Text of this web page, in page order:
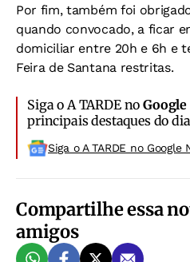
Por fim, também foi
quando convocado, a ficar
domiciliar entre 20h e 6h e
Feira de Santana restritas.
Siga o A TARDE no
principais destaques do
Siga o A TARDE no Google
Compartilhe essa
amigos